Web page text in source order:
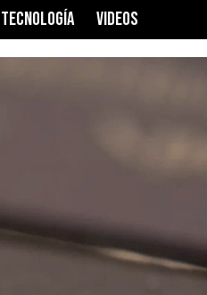
TECNOLOGÍA VIDEOS